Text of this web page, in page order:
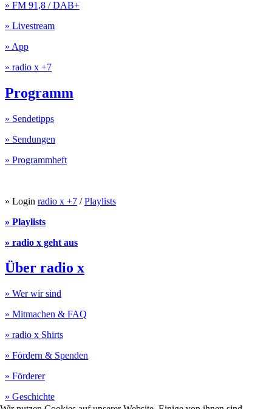
» FM 91,8 / DAB+
» Livestream
» App
» radio x +7
Programm
» Sendetipps
» Sendungen
» Programmheft
» Login radio x +7 /Playlists
» Playlists
» radio x geht aus
Über radio x
» Wer wir sind
» Mitmachen & FAQ
» radio x Shirts
» Fördern & Spenden
» Förderer
» Geschichte